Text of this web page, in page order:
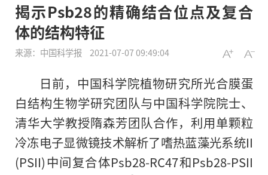
揭示Psb28的精确结合位点及复合
体的结构特征
来源：中国科学报 2021-07-07 09:49:04
日前，中国科学院植物研究所光合膜蛋
白结构生物学研究团队与中国科学院院士、
清华大学教授隋森芳团队合作，利用单颗粒
冷冻电子显微镜技术解析了嗜热蓝藻光系统II
(PSII)中间复合体Psb28-RC47和Psb28-PSII